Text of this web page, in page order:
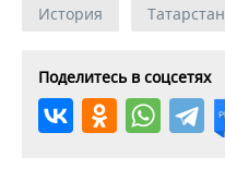
История
Татарстан
Поделитесь в соцсетях